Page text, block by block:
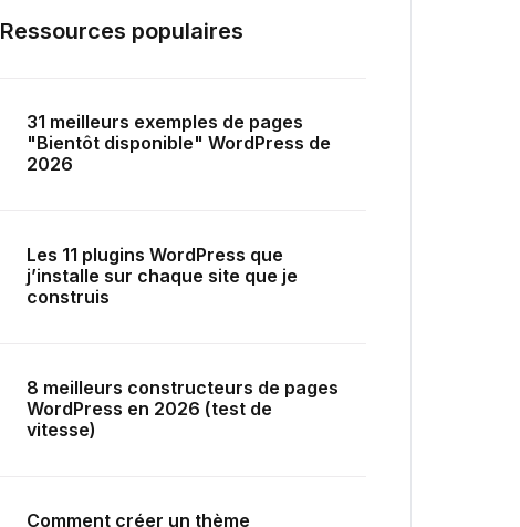
Ressources populaires
31 meilleurs exemples de pages
"Bientôt disponible" WordPress de
2026
Les 11 plugins WordPress que
j’installe sur chaque site que je
construis
8 meilleurs constructeurs de pages
WordPress en 2026 (test de
vitesse)
Comment créer un thème